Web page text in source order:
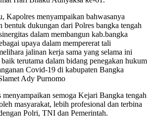
Kapolres menyampaikan bahwasanya
bentuk dukungan dari Polres bangka tengah
dalam membangun kab.bangka
upaya dalam mempererat tali
jalinan kerja sama yang selama ini
terutama dalam bidang penegakan hukum
Covid-19 di kabupaten Bangka
Ady Purnomo
semoga Kejari Bangka tengah
masyarakat, lebih profesional dan terbina
Polri, TNI dan Pemerintah.